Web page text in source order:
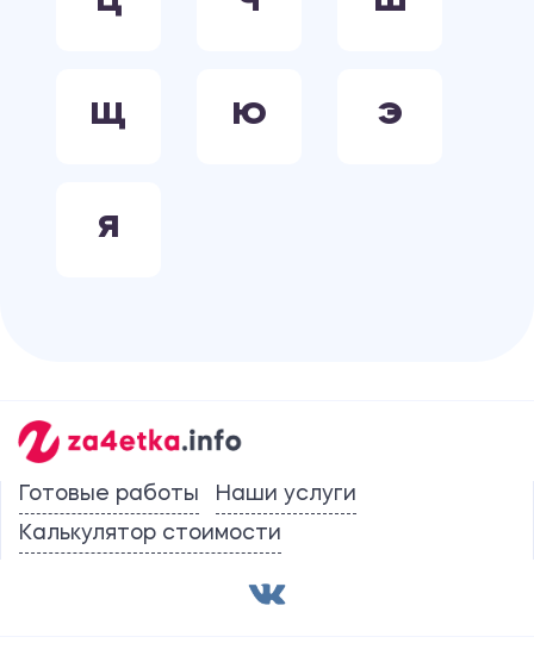
Щ Ю Э
Я
Готовые работы
Наши услуги
Калькулятор стоимости